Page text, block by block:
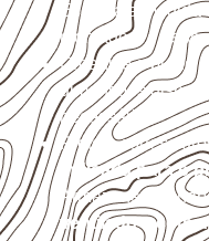
Escolha a
montagem e
Organize o plano
dimensões
necessário.
Proteja cortes,
indicada para o
Armazene as
ventilado e com